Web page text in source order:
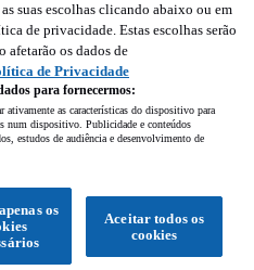
WhatsApp
a aplicação
suas escolhas clicando abaixo ou em
de privacidade. Estas escolhas serão
afetarão os dados de
de Privacidade
para fornecermos:
ativamente as características do dispositivo para
num dispositivo. Publicidade e conteúdos
estudos de audiência e desenvolvimento de
Aceitar todos os
cookies
os